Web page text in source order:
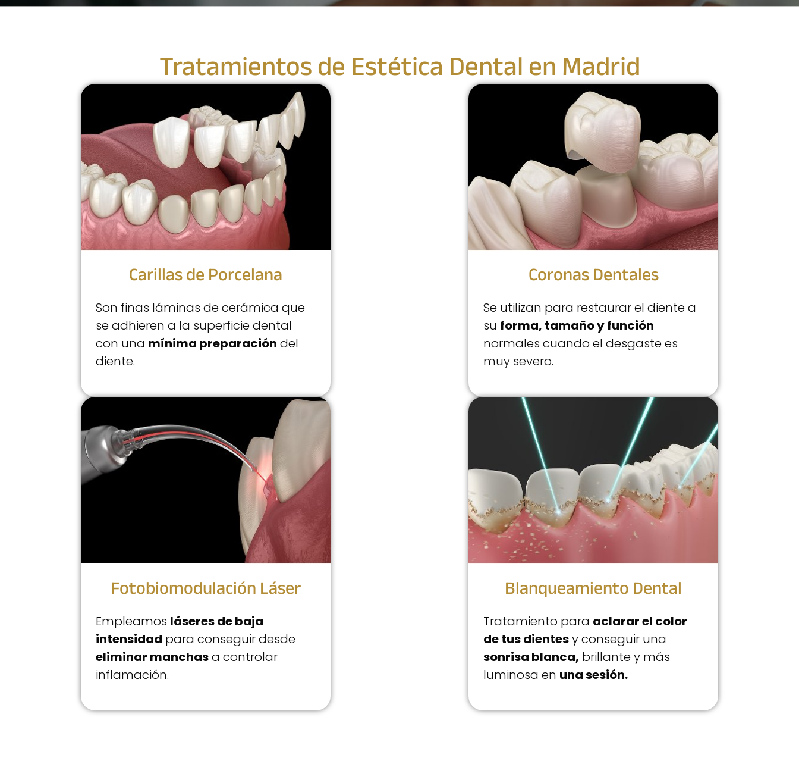
Tratamientos de Estética Dental en Madrid
Carillas de Porcelana
Son finas láminas de cerámica que
se adhieren a la superficie dental
con una mínima preparación del
diente.
Coronas Dentales
Se utilizan para restaurar el diente a
su forma, tamaño y función
normales cuando el desgaste es
muy severo.
Fotobiomodulación Láser
Empleamos láseres de baja
intensidad para conseguir desde
eliminar manchasa controlar
inflamación.
Blanqueamiento Dental
Tratamiento para aclarar el color
de tus dientesy conseguir una
sonrisa blanca, brillante y más
luminosa en una sesión.